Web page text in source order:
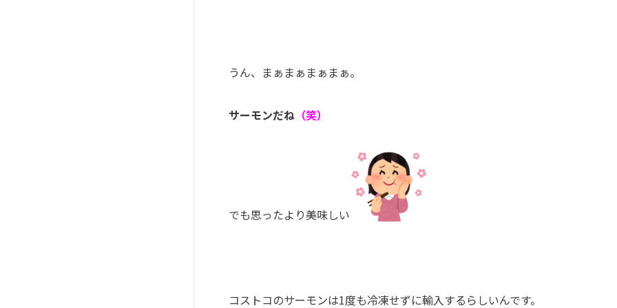
うん、まぁまぁまぁまぁ。
サーモンだね （笑）
でも思ったより美味しい
コストコのサーモンは1度も冷凍せずに輸入するらしいんです。